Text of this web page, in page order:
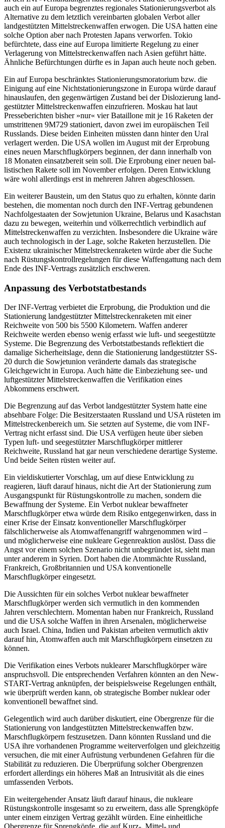
auch ein aufEuropa begrenztes regionales Stationierungs­verbot als
Alternative zu dem letztlich ver­einbarten globalen Verbot aller
landgestütz­ten Mittelstreckenwaffen erwogen. Die USA hatten eine
solche Option aber nach Protes­ten Japans verworfen. Tokio
befürchtete, dass eine auf Europa limitierte Regelung zu einer
Verlagerung von Mittelstrecken­waffen nach Asien geführt hätte.
Ähnliche Befürchtungen dürfte es in Japan auch heute noch geben.
Ein auf Europa beschränktes Stationierungsmoratorium bzw. die
Einigung auf eine Nichtstationierungszone in Europa würde darauf
hinauslaufen, den gegenwärtigen Zustand bei der Dislozierung land­
gestützter Mittelstreckenwaffen einzufrieren. Moskau hat laut
Presseberichten bis­her »nur« vier Bataillone mit je 16 Raketen der
umstrittenen 9M729 stationiert, davon zwei im europäischen Teil
Russlands. Diese bei­den Einheiten müssten dann hinter den Ural
verlagert werden. Die USA wollen im August mit der Erprobung
eines neuen Marschflugkörpers beginnen, der dann innerhalb von
18 Monaten einsatzbereit sein soll. Die Erprobung einer neuen bal­
lis­tischen Rakete soll im November erfolgen. Deren Entwicklung
wäre wohl allerdings erst in mehreren Jahren abgeschlossen.
Ein weiterer Baustein, um den Status quo zu erhalten, könnte darin
bestehen, die momentan noch durch den INF-Vertrag gebundenen
Nachfolgestaaten der Sowjet­union Ukraine, Belarus und Kasachstan
dazu zu bewegen, weiterhin und völkerrechtlich verbindlich auf
Mittelstrecken­waffen zu verzichten. Insbesondere die Ukraine wäre
auch technologisch in der Lage, solche Raketen herzustellen. Die
Exis­tenz ukrainischer Mittelstreckenraketen würde aber die Suche
nach Rüstungs­kontrollregelungen für diese Waffen­gattung nach dem
Ende des INF-Vertrags zusätzlich erschweren.
Anpassung des Verbotstatbestands
Der INF-Vertrag verbietet die Erprobung, die Produktion und die
Stationierung land­gestützter Mittelstreckenraketen mit einer
Reichweite von 500 bis 5500 Kilometern. Waffen anderer
Reichweite werden ebenso wenig erfasst wie luft- und seegestützte
Syste­me. Die Begrenzung des Verbots­tatbestands reflektiert die
damalige Sicher­heitslage, denn die Stationierung land­gestützter SS-
20 durch die Sowjetunion ver­änderte damals das strategische
Gleich­gewicht in Europa. Auch hätte die Einbezie­hung see- und
luftgestützter Mittelstrecken­waffen die Verifikation eines
Abkommens erschwert.
Die Begrenzung auf das Verbot land­gestützter System hatte eine
absehbare Fol­ge: Die Besitzerstaaten Russland und USA rüsteten im
Mittelstreckenbereich um. Sie setzten auf Systeme, die vom INF-
Vertrag nicht erfasst sind. Die USA verfügen heute über sieben
Typen luft- und seegestützterMarschflugkörper mittlerer
Reichweite, Russ­land hat gar neun verschiedene derartige Systeme.
Und beide Seiten rüsten weiter auf.
Ein vieldiskutierter Vorschlag, um auf diese Entwicklung zu
reagieren, läuft dar­auf hinaus, nicht die Art der Stationierung zum
Ausgangspunkt für Rüstungskontrolle zu machen, sondern die
Bewaffnung der Systeme. Ein Verbot nuklear bewaffneter
Marschflugkörper etwa würde dem Risiko entgegenwirken, dass in
einer Krise der Einsatz konventioneller Marschflugkörper
fälschlicherweise als Atomwaffenangriff wahr­genommen wird –
und möglicherweise eine nukleare Gegenreaktion auslöst. Dass die
Angst vor einem solchen Szenario nicht unbegründet ist, sieht man
unter anderem in Syrien. Dort haben die Atom­mächte Russland,
Frankreich, Großbritannien und USA konventionelle
Marschflugkörper eingesetzt.
Die Aussichten für ein solches Verbot nuklear bewaffneter
Marschflugkörper werden sich vermutlich in den kommenden
Jahren verschlechtern. Momentan haben nur Frankreich, Russland
und die USA sol­che Waffen in ihren Arsenalen, möglicherweise
auch Israel. China, Indien und Paki­stan arbeiten vermutlich aktiv
darauf hin, Atomwaffen auch mit Marschflugkörpern einsetzen zu
können.
Die Verifikation eines Verbots nuklearer Marschflugkörper wäre
anspruchsvoll. Die entsprechenden Verfahren könnten an den New-
START-Vertrag anknüpfen, der bei­spielsweise Regelungen enthält,
wie über­prüft werden kann, ob strategische Bomber nuklear oder
konventionell bewaffnet sind.
Gelegentlich wird auch darüber diskutiert, eine Obergrenze für die
Stationierung von landgestützten Mittelstreckenwaffen bzw.
Marschflugkörpern festzusetzen. Dann könnten Russland und die
USA ihre vor­han­denen Programme weiterverfolgen und gleichzeitig
versuchen, die mit einer Auf­rüstung verbundenen Gefahren für die
Stabilität zu reduzieren. Die Überprüfung solcher Obergrenzen
erfordert allerdings ein höheres Maß an Intrusivität als die eines
umfassenden Verbots.
Ein weitergehender Ansatz läuft darauf hinaus, die nukleare
Rüstungskontrolle insgesamt so zu erweitern, dass alle Spreng­köpfe
unter einem einzigen Vertrag gezählt würden. Eine einheitliche